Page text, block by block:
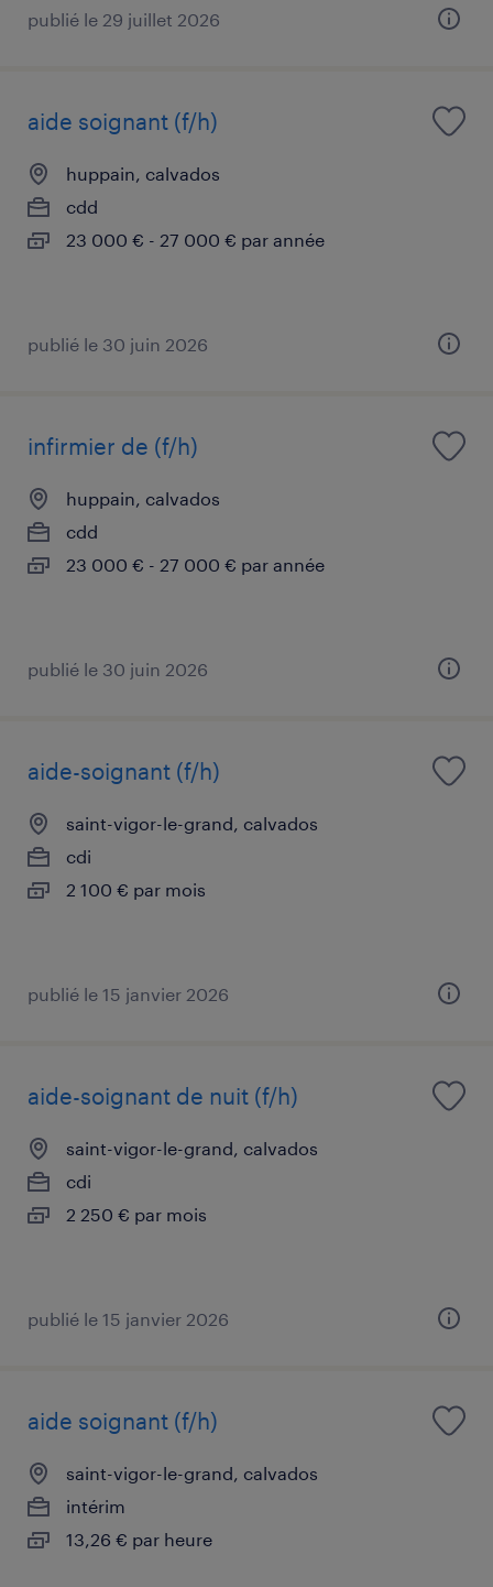
publié le 29 juillet 2026
aide soignant (f/h)
huppain, calvados
cdd
23 000 € - 27 000 € par année
publié le 30 juin 2026
infirmier de (f/h)
huppain, calvados
cdd
23 000 € - 27 000 € par année
publié le 30 juin 2026
aide-soignant (f/h)
saint-vigor-le-grand, calvados
cdi
2 100 € par mois
publié le 15 janvier 2026
aide-soignant de nuit (f/h)
saint-vigor-le-grand, calvados
cdi
2 250 € par mois
publié le 15 janvier 2026
aide soignant (f/h)
saint-vigor-le-grand, calvados
intérim
13,26 € par heure